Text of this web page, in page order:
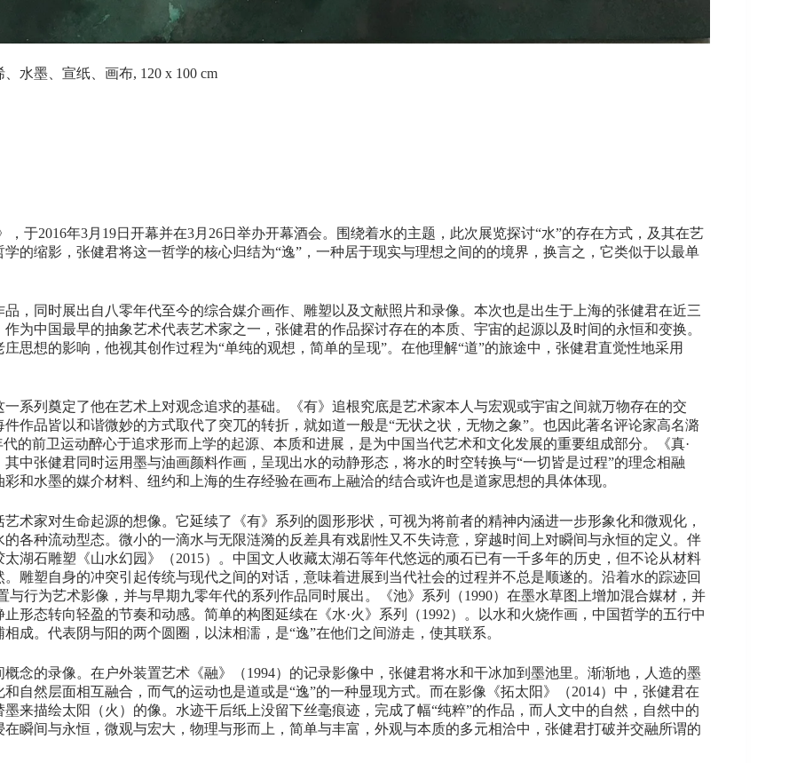
水墨、宣纸、画布, 120 x 100 cm
于2016年3月19日开幕并在3月26日举办开幕酒会。围绕着水的主题，此次展览探讨“水”的存在方式，及其在艺
的缩影，张健君将这一哲学的核心归结为“逸”，一种居于现实与理想之间的的境界，换言之，它类似于以最单
，同时展出自八零年代至今的综合媒介画作、雕塑以及文献照片和录像。本次也是出生于上海的张健君在近三
为中国最早的抽象艺术代表艺术家之一，张健君的作品探讨存在的本质、宇宙的起源以及时间的永恒和变换。
思想的影响，他视其创作过程为“单纯的观想，简单的呈现”。在他理解“道”的旅途中，张健君直觉性地采用
系列奠定了他在艺术上对观念追求的基础。《有》追根究底是艺术家本人与宏观或宇宙之间就万物存在的交
作品皆以和谐微妙的方式取代了突兀的转折，就如道一般是“无状之状，无物之象”。也因此著名评论家高名潞
的前卫运动醉心于追求形而上学的起源、本质和进展，是为中国当代艺术和文化发展的重要组成部分。《真·
中张健君同时运用墨与油画颜料作画，呈现出水的动静形态，将水的时空转换与“一切皆是过程”的理念相融
和水墨的媒介材料、纽约和上海的生存经验在画布上融洽的结合或许也是道家思想的具体体现。
术家对生命起源的想像。它延续了《有》系列的圆形形状，可视为将前者的精神内涵进一步形象化和微观化，
各种流动型态。微小的一滴水与无限涟漪的反差具有戏剧性又不失诗意，穿越时间上对瞬间与永恒的定义。伴
湖石雕塑《山水幻园》（2015）。中国文人收藏太湖石等年代悠远的顽石已有一千多年的历史，但不论从材料
雕塑自身的冲突引起传统与现代之间的对话，意味着进展到当代社会的过程并不总是顺遂的。沿着水的踪迹回
与行为艺术影像，并与早期九零年代的系列作品同时展出。《池》系列（1990）在墨水草图上增加混合媒材，并
形态转向轻盈的节奏和动感。简单的构图延续在《水·火》系列（1992）。以水和火烧作画，中国哲学的五行中
成。代表阴与阳的两个圆圈，以沫相濡，是“逸”在他们之间游走，使其联系。
念的录像。在户外装置艺术《融》（1994）的记录影像中，张健君将水和干冰加到墨池里。渐渐地，人造的墨
自然层面相互融合，而气的运动也是道或是“逸”的一种显现方式。而在影像《拓太阳》（2014）中，张健君在
来描绘太阳（火）的像。水迹干后纸上没留下丝毫痕迹，完成了幅“纯粹”的作品，而人文中的自然，自然中的
瞬间与永恒，微观与宏大，物理与形而上，简单与丰富，外观与本质的多元相洽中，张健君打破并交融所谓的